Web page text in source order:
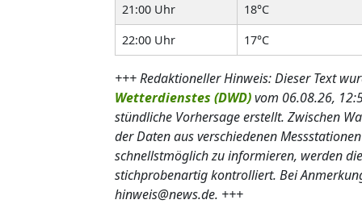
21:00 Uhr
18°C
22:00 Uhr
17°C
+++ Redaktioneller Hinweis: Dieser Text
Wetterdienstes (DWD)vom 06.08.26,
stündliche Vorhersage erstellt. Zwischen
der Daten aus verschiedenen
schnellstmöglich zu informieren, werden
stichprobenartig kontrolliert. Bei
hinweis@news.de. +++